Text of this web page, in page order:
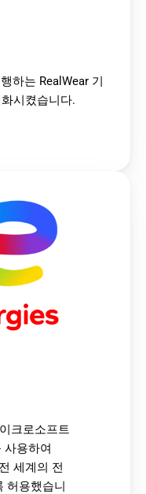
하는 RealWear 기
시켰습니다.
크로소프트
용하여
세계의 전
허용했습니